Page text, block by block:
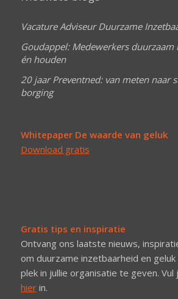
Vacature Adviseur Duurzame
Goudappel: Medewerkers duurzaam
én houden
20 jaar Preventned: van meten naar
borging
Whitepaper De waarde van geluk
Download gratis
Gratis tips en inspiratie
Ontvang ons laatste nieuws,
om duurzame inzetbaarheid en
plek in jullie organisatie te geven.
hierin.